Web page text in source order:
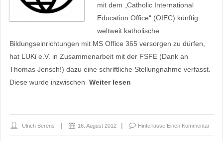
mit dem „Catholic International
Education Office“ (OIEC) künftig
weltweit katholische
Bildungseinrichtungen mit MS Office 365 versorgen zu dürfen,
hat LUKi e.V. in Zusammenarbeit mit der FSFE (Dank an
Thomas Jensch!) dazu eine schriftliche Stellungnahme verfasst.
Diese wurde inzwischen Weiter lesen
Ulrich Berens 16. August 2012 Hinterlasse Einen Kommentar